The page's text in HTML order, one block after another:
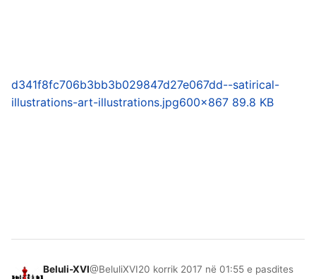
d341f8fc706b3bb3b029847d27e067dd--satirical-
illustrations-art-illustrations.jpg600×867 89.8 KB
Beluli-XVI@BeluliXVI20 korrik 2017 në 01:55 e pasdites